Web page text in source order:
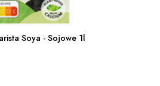
Soya - Sojowe 1l